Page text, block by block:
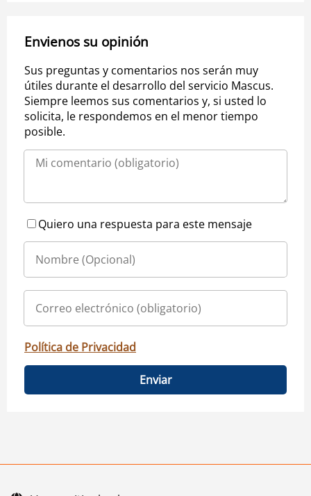
Envienos su opinión
Sus preguntas y comentarios nos serán muy
útiles durante el desarrollo del servicio Mascus.
Siempre leemos sus comentarios y, si usted lo
solicita, le respondemos en el menor tiempo
posible.
Quiero una respuesta para este mensaje
Política de Privacidad
Enviar